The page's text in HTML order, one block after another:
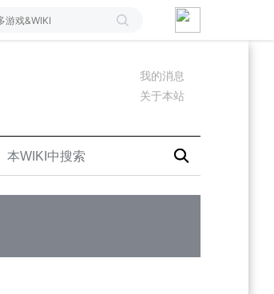
我的消息
关于本站